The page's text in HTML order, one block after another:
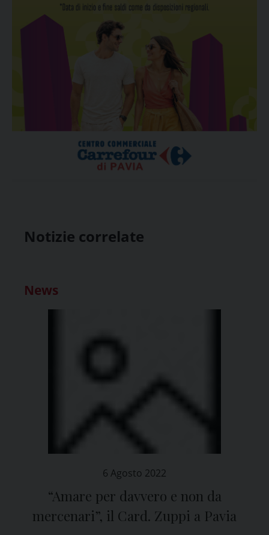
Notizie correlate
News
6 Agosto 2022
“Amare per davvero e non da
mercenari”, il Card. Zuppi a Pavia